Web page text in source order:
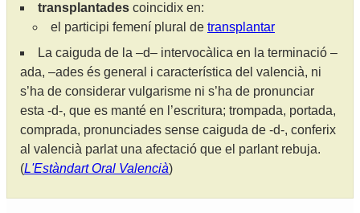
transplantades coincidix en:
el participi femení plural de transplantar
La caiguda de la –d– intervocàlica en la terminació –
ada, –ades és general i característica del valencià, ni
s’ha de considerar vulgarisme ni s’ha de pronunciar
esta -d-, que es manté en l’escritura; trompada, portada,
comprada, pronunciades sense caiguda de -d-, conferix
al valencià parlat una afectació que el parlant rebuja.
(L'Estàndart Oral Valencià)